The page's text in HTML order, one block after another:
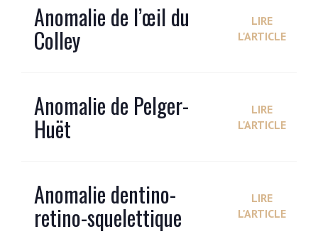
Anomalie de l’œil du
Colley
LIRE
L'ARTICLE
Anomalie de Pelger-
Huët
LIRE
L'ARTICLE
Anomalie dentino-
retino-squelettique
LIRE
L'ARTICLE